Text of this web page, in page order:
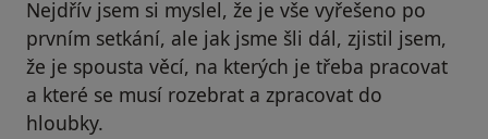
Nejdřív jsem si myslel, že je vše vyřešeno po
prvním setkání, ale jak jsme šli dál, zjistil jsem,
že je spousta věcí, na kterých je třeba pracovat
a které se musí rozebrat a zpracovat do
hloubky.